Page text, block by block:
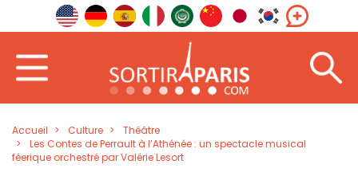
Accueil Culture
Théâtre
Les Contes de Perrault à l’Athénée : un spectacle musical
féerique orchestré par Valérie Lesort